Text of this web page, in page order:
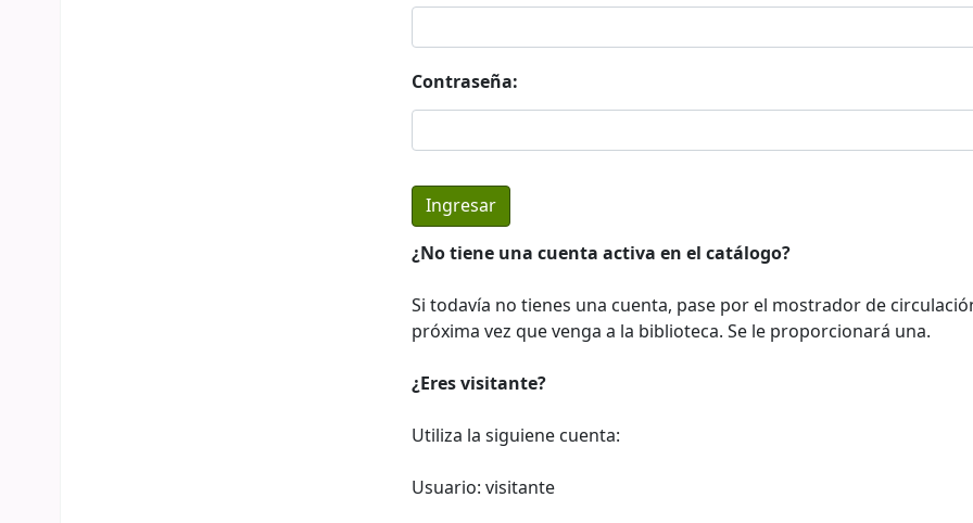
Contraseña:
¿No tiene una cuenta activa en el catálogo?
Si todavía no tienes una cuenta, pase por el mostrador de
próxima vez que venga a la biblioteca. Se le proporcionará una.
¿Eres visitante?
Utiliza la siguiene cuenta:
Usuario: visitante